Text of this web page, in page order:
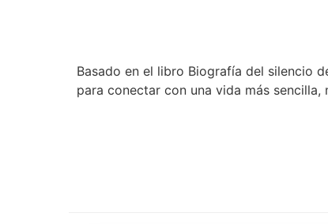
Basado en el libro Biografía del silencio
para conectar con una vida más sencilla,